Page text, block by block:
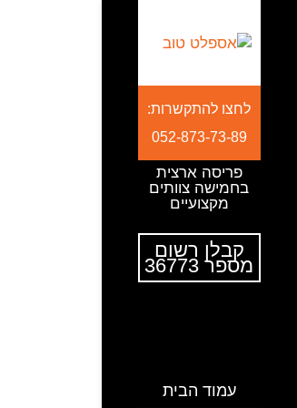
לחצו להתקשרות:
052-873-73-89
פריסה ארצית
בחמישה צוותים
מקצועיים
קבלן רשום
מספר 36773
עמוד הבית